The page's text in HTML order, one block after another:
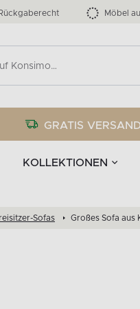
Rückgaberecht Möbel
GRATIS
KOLLEKTIONEN
und Accessoires
Die
EPIRI
TEENS
Sofas Großes Sofa